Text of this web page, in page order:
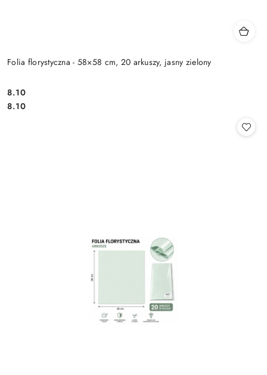
Folia florystyczna - 58×58 cm, 20 arkuszy, jasny zielony
Cena:
8.10
Cena:
8.10